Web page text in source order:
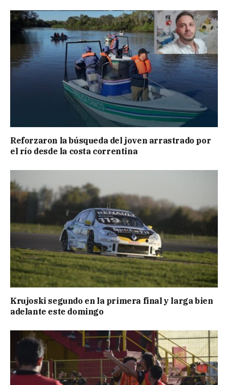
Reforzaron la búsqueda del joven arrastrado por
el río desde la costa correntina
Krujoski segundo en la primera final y larga bien
adelante este domingo